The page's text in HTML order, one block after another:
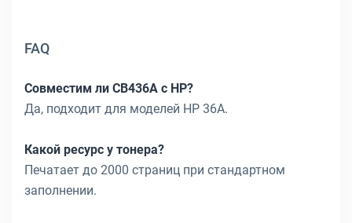
FAQ
Совместим ли CB436A с HP?
Да, подходит для моделей HP 36A.
Какой ресурс у тонера?
Печатает до 2000 страниц при стандартном
заполнении.